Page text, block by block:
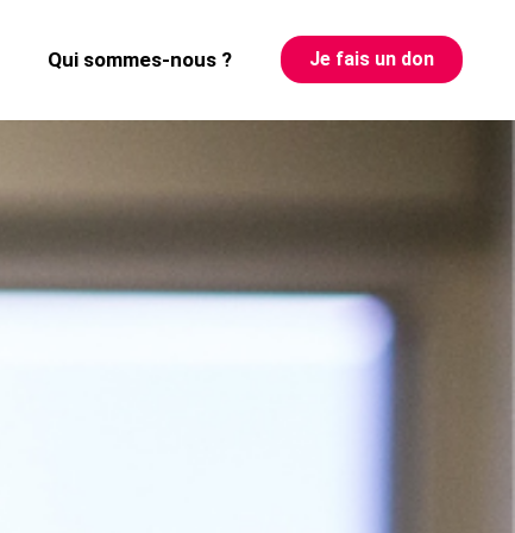
Qui sommes-nous ? Je fais un don